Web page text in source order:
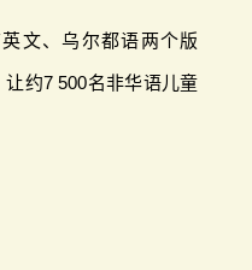
英文、乌尔都语两个版
约7 500名非华语儿童